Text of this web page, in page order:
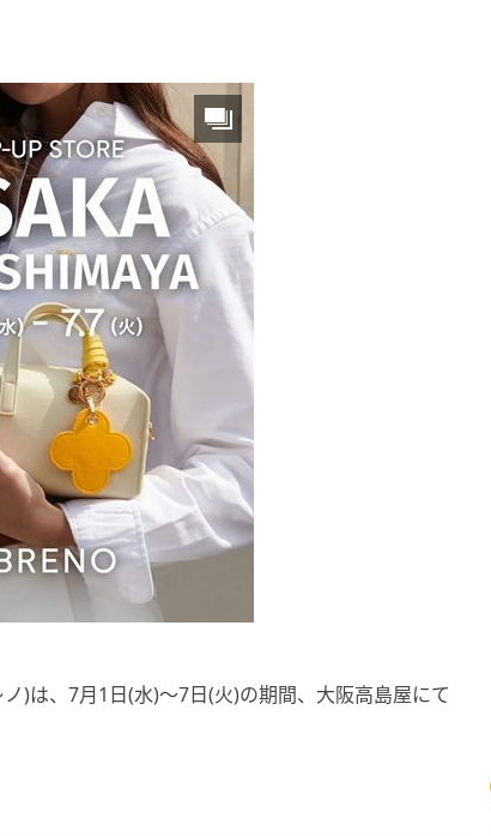
)は、7月1日(水)～7日(火)の期間、大阪高島屋にて